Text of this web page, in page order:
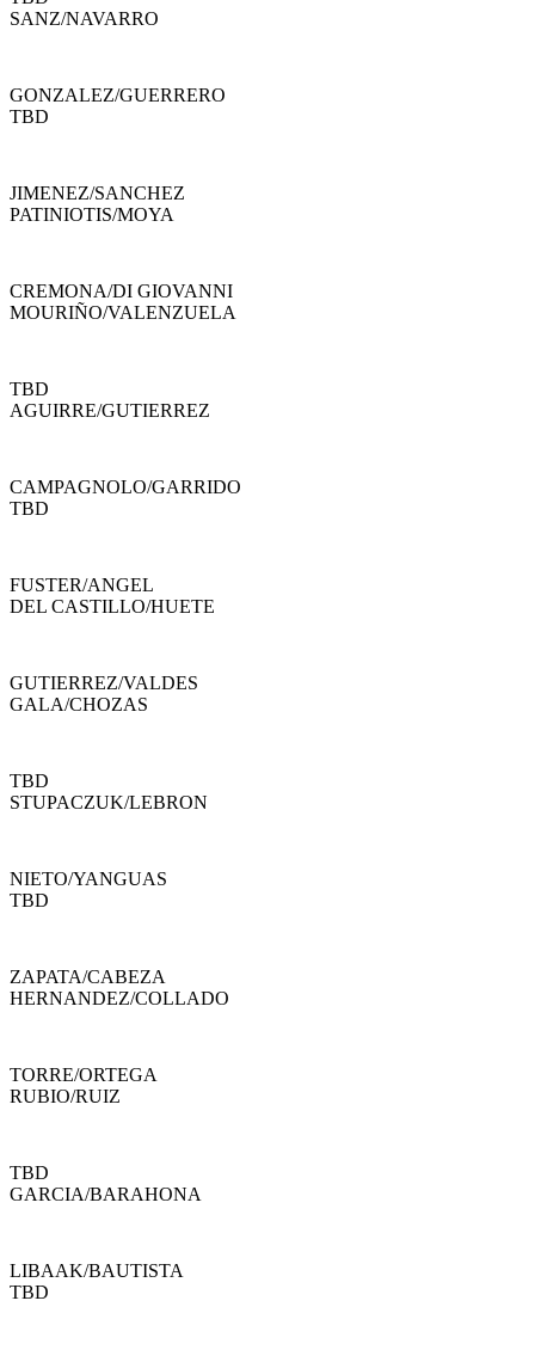
SANZ/NAVARRO
GONZALEZ/GUERRERO
TBD
JIMENEZ/SANCHEZ
PATINIOTIS/MOYA
CREMONA/DI GIOVANNI
MOURIÑO/VALENZUELA
TBD
AGUIRRE/GUTIERREZ
CAMPAGNOLO/GARRIDO
TBD
FUSTER/ANGEL
DEL CASTILLO/HUETE
GUTIERREZ/VALDES
GALA/CHOZAS
TBD
STUPACZUK/LEBRON
NIETO/YANGUAS
TBD
ZAPATA/CABEZA
HERNANDEZ/COLLADO
TORRE/ORTEGA
RUBIO/RUIZ
TBD
GARCIA/BARAHONA
LIBAAK/BAUTISTA
TBD